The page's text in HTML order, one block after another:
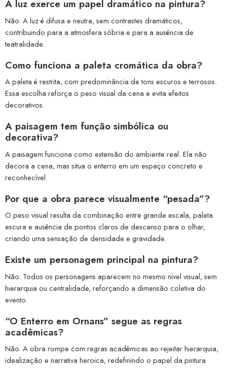
A luz exerce um papel dramático na pintura?
Não. A luz é difusa e neutra, sem contrastes dramáticos,
contribuindo para a atmosfera sóbria e para a ausência de
teatralidade.
Como funciona a paleta cromática da obra?
A paleta é restrita, com predominância de tons escuros e terrosos.
Essa escolha reforça o peso visual da cena e evita efeitos
decorativos.
A paisagem tem função simbólica ou
decorativa?
A paisagem funciona como extensão do ambiente real. Ela não
decora a cena, mas situa o enterro em um espaço concreto e
reconhecível.
Por que a obra parece visualmente “pesada”?
O peso visual resulta da combinação entre grande escala, paleta
escura e ausência de pontos claros de descanso para o olhar,
criando uma sensação de densidade e gravidade.
Existe um personagem principal na pintura?
Não. Todos os personagens aparecem no mesmo nível visual, sem
hierarquia ou centralidade, reforçando a dimensão coletiva do
evento.
“O Enterro em Ornans” segue as regras
acadêmicas?
Não. A obra rompe com regras acadêmicas ao rejeitar hierarquia,
idealização e narrativa heroica, redefinindo o papel da pintura